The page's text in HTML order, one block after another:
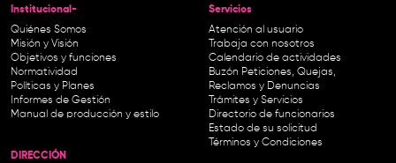
Institucional-
Quiénes Somos
Misión y Visión
Objetivos y funciones
Normatividad
Políticas y Planes
Informes de Gestión
Manual de producción y estilo
Servicios
Atención al usuario
Trabaja con nosotros
Calendario de actividades
Buzón Peticiones, Quejas,
Reclamos y Denuncias
Trámites y Servicios
Directorio de funcionarios
Estado de su solicitud
Términos y Condiciones
DIRECCIÓN